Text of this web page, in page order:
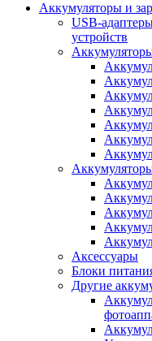
Аккумуляторы и
USB-
устройств
Аксессуары
Блоки
Другие